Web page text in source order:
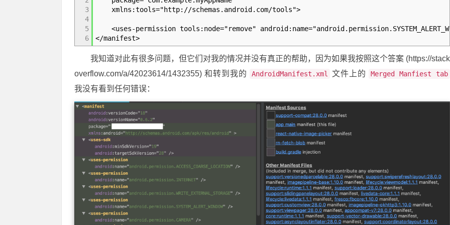
3
4
5
6
xmlns:tools="http://schemas.android.com/tools">
<uses-permission tools:node="remove"
</manifest>
我知道对此有很多问题，但它们对我的情况并没有真正的帮助，因为如果我按照这个答案 (https://stack
overflow.com/a/42023614/1432355) 和转到我的
AndroidManifest.xml 文件上的 Merged Manfiest tab
我没有看到任何错误：